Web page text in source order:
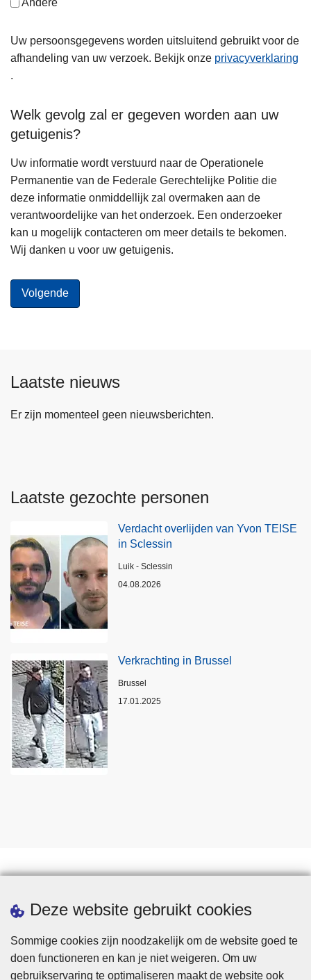
Deze website gebruikt cookies
Sommige cookies zijn noodzakelijk om de website goed te
doen functioneren en kan je niet weigeren. Om uw
gebruikservaring te optimaliseren maakt de website ook
Andere
Uw persoonsgegevens worden uitsluitend gebruikt voor de
afhandeling van uw verzoek. Bekijk onze privacyverklaring
.
Welk gevolg zal er gegeven worden aan uw
getuigenis?
Uw informatie wordt verstuurd naar de Operationele
Permanentie van de Federale Gerechtelijke Politie die
deze informatie onmiddellijk zal overmaken aan de
verantwoordelijke van het onderzoek. Een onderzoeker
kan u mogelijk contacteren om meer details te bekomen.
Wij danken u voor uw getuigenis.
Laatste nieuws
Er zijn momenteel geen nieuwsberichten.
Laatste gezochte personen
Verdacht overlijden van Yvon TEISE
in Sclessin
Plaats
Luik - Sclessin
04.08.2026
Verkrachting in Brussel
Plaats
Brussel
17.01.2025